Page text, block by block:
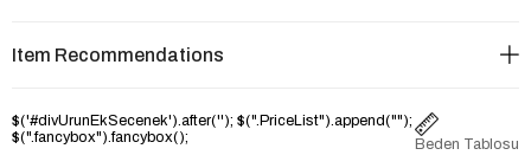
Item Recommendations
$('#divUrunEkSecenek').after('
Beden Tablosu
'); $(".PriceList").append("");
$(".fancybox").fancybox();